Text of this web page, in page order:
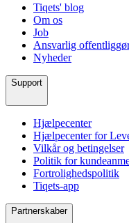
Tiqets' blog
Om os
Job
Ansvarlig
Nyheder
Support
Hjælpecenter
Hjælpecenter for
Vilkår og betingelser
Politik for
Fortrolighedspolitik
Tiqets-app
Partnerskaber